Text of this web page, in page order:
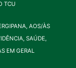
TCU
AOS/ÀS
SAÚDE,
EM GERAL